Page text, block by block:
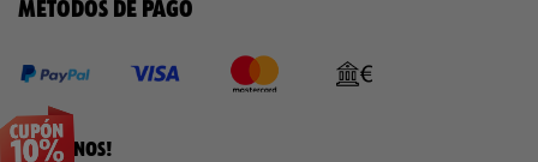
MÉTODOS DE PAGO
¡SÍGUENOS!